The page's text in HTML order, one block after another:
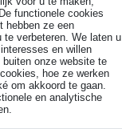
functionele cookies
hebben ze een
verbeteren. We laten u
en willen
onze website te
hoe ze werken
om akkoord te gaan.
en analytische